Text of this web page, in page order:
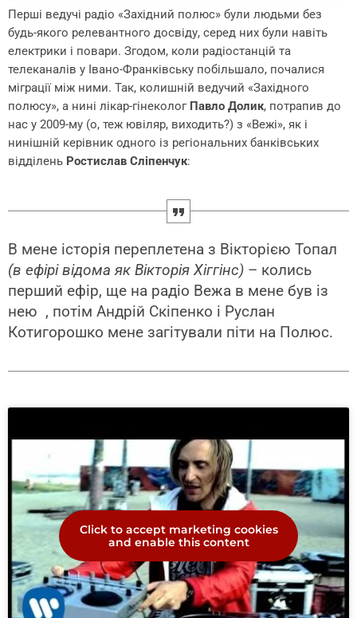
Перші ведучі радіо «Західний полюс» були людьми без
будь-якого релевантного досвіду, серед них були навіть
електрики і повари. Згодом, коли радіостанцій та
телеканалів у Івано-Франківську побільшало, почалися
міграції між ними. Так, колишній ведучий «Західного
полюсу», а нині лікар-гінеколог Павло Долик, потрапив до
нас у 2009-му (о, теж ювіляр, виходить?) з «Вежі», як і
нинішній керівник одного із регіональних банківських
відділень Ростислав Сліпенчук:
В мене історія переплетена з Вікторією Топал
(в ефірі відома як Вікторія Хіггінс) – колись
перший ефір, ще на радіо Вежа в мене був із
нею , потім Андрій Скіпенко і Руслан
Котигорошко мене загітували піти на Полюс.
Click to accept marketing cookies
and enable this content